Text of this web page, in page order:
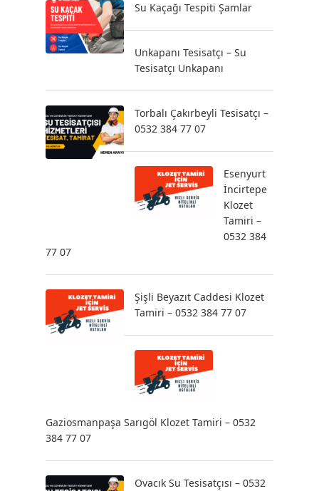
Su Kaçağı Tespiti Şamlar
Unkapanı Tesisatçı – Su
Tesisatçı Unkapanı
Torbalı Çakırbeyli Tesisatçı –
0532 384 77 07
Esenyurt
İncirtepe
Klozet
Tamiri –
0532 384
77 07
Şişli Beyazıt Caddesi Klozet
Tamiri – 0532 384 77 07
Gaziosmanpaşa Sarıgöl Klozet Tamiri – 0532
384 77 07
Ovacık Su Tesisatçısı – 0532